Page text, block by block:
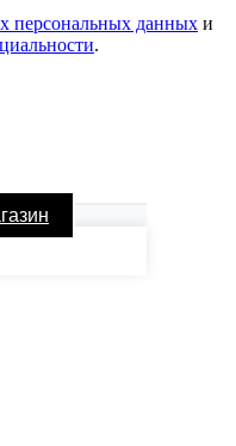
персональных данных и
.